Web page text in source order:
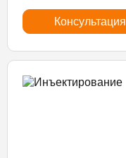
Консультация